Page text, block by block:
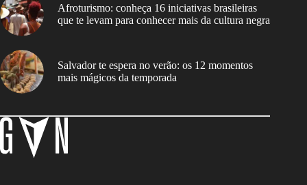
Afroturismo: conheça 16 iniciativas brasileiras
que te levam para conhecer mais da cultura negra
Salvador te espera no verão: os 12 momentos
mais mágicos da temporada